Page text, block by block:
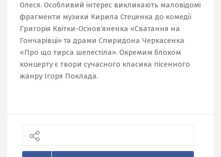
Олеся. Особливий інтерес викликають маловідомі
фрагменти музики Кирила Стеценка до комедії
Григорія Квітки-Основ’яненка «Сватання на
Гончарівці» та драми Спиридона Черкасенка
«Про що тирса шелестіла». Окремим блоком
концерту є твори сучасного класика пісенного
жанру Ігоря Поклада.